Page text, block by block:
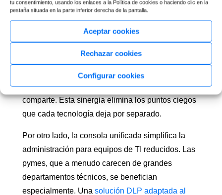
tu consentimiento, usando los enlaces a la Política de cookies o haciendo clic en la
pestaña situada en la parte inferior derecha de la pantalla.
Aceptar cookies
Rechazar cookies
Configurar cookies
Visibilidad y control
unificado
Al combinar CASB con DLP cloud seguridad, la
empresa obtiene visibilidad completa sobre sus
datos. El CASB controla quién accede y desde
dónde, mientras que el DLP analiza qué se
comparte. Esta sinergia elimina los puntos ciegos
que cada tecnología deja por separado.
Por otro lado, la consola unificada simplifica la
administración para equipos de TI reducidos. Las
pymes, que a menudo carecen de grandes
departamentos técnicos, se benefician
especialmente. Una solución DLP adaptada al